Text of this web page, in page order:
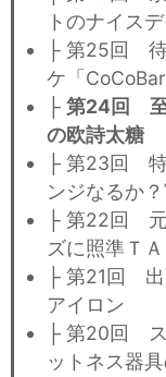
トのナイスデ
├ 第25回 待
ケ「CoCoBar
├ 第24回 至
の欧詩太糖
├ 第23回 特
ンジなるか
├ 第22回 元
ズに照準ＴＡ
├ 第21回 出
アイロン
├ 第20回 ス
ットネス器